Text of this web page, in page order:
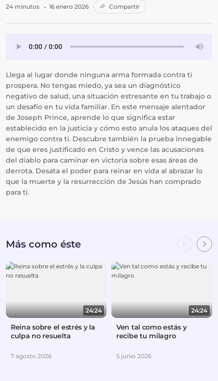
24 minutos 16 enero 2026 Compartir
Llega al lugar donde ninguna arma formada contra ti
prospera. No tengas miedo, ya sea un diagnóstico
negativo de salud, una situación estresante en tu trabajo o
un desafío en tu vida familiar. En este mensaje alentador
de Joseph Prince, aprende lo que significa estar
establecido en la justicia y cómo esto anula los ataques del
enemigo contra ti. Descubre también la prueba innegable
de que eres justificado en Cristo y vence las acusaciones
del diablo para caminar en victoria sobre esas áreas de
derrota. Desata el poder para reinar en vida al abrazar lo
que la muerte y la resurrección de Jesús han comprado
para ti.
Más como éste
24:24
Reina sobre el estrés y la
culpa no resuelta
7 agosto 2026
24:24
Ven tal como estás y
recibe tu milagro
5 junio 2026